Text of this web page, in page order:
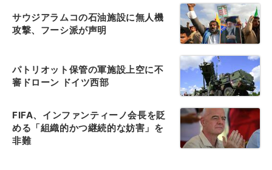
サウジアラムコの石油施設に無人機
攻撃、フーシ派が声明
パトリオット保管の軍施設上空に不
審ドローン ドイツ西部
FIFA、インファンティーノ会長を貶
める「組織的かつ継続的な妨害」を
非難